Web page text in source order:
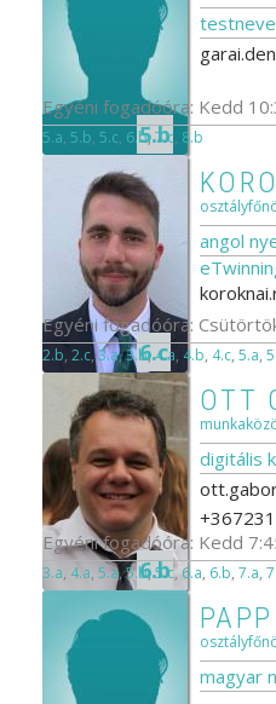
Egyéni fogadóóra: Kedd
5.b
5.a, 5.b, 5.c, 6.b,7.c, 8.b
angol
Egyéni fogadóóra:
6.c
2.b, 2.c,3.a,3.b,4.a, 4.b, 4.c, 5.a,
OTT
digitális
Egyéni fogadóóra: Kedd
6.b
3.a, 4.a, 5.a,5.b,5.c, 6.a, 6.b, 7.a,
magyar